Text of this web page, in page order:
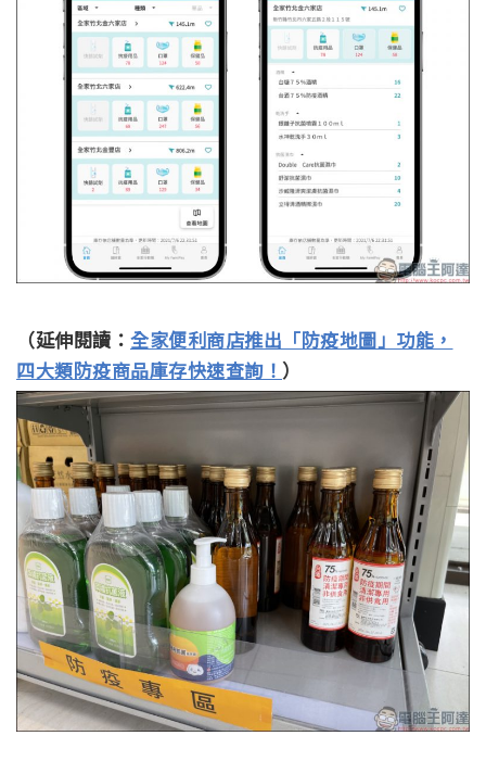
（延伸閱讀： 全家便利商店推出「防疫地圖」功能，
四大類防疫商品庫存快速查詢！ ）